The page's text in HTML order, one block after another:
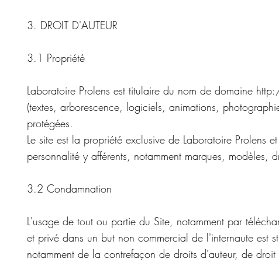
3. DROIT D'AUTEUR
3.1 Propriété
Laboratoire Prolens est titulaire du nom de domaine
(textes, arborescence, logiciels, animations,
protégées.
Le site est la propriété exclusive de Laboratoire Prolens
personnalité y afférents, notamment marques,
3.2 Condamnation
L'usage de tout ou partie du Site, notamment par
et privé dans un but non commercial de l'internaute est
notamment de la contrefaçon de droits d'auteur, de droit